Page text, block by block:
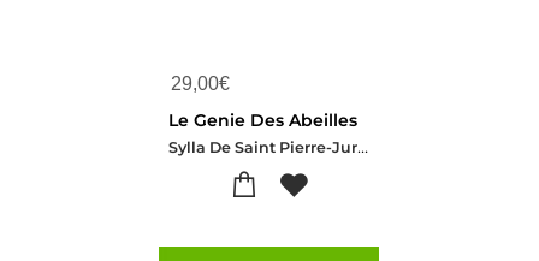
29,00€
Le Genie Des Abeilles
Sylla De Saint Pierre-Jurgen Tautz-Eric Tourneret